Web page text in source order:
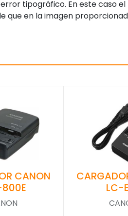
tipográfico. En este
que en la imagen
CANON
LC-